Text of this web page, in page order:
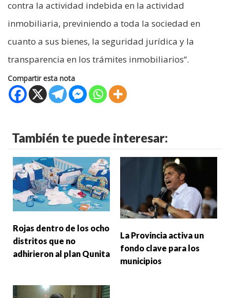
contra la actividad indebida en la actividad
inmobiliaria, previniendo a toda la sociedad en
cuanto a sus bienes, la seguridad jurídica y la
transparencia en los trámites inmobiliarios“.
Compartir esta nota
También te puede interesar:
Rojas dentro de los ocho
distritos que no
adhirieron al plan Qunita
La Provincia activa un
fondo clave para los
municipios